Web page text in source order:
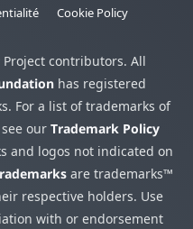
Cookie Policy
Project contributors. All
has registered
For a list of trademarks of
our Trademark Policy
and logos not indicated on
are trademarks™
respective holders. Use
with or endorsement